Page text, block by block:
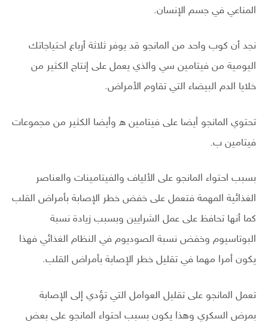
المناعي في جسم الإنسان.
نجد أن كوب واحد من المانجو قد يوفر ثلاثة أرباع احتياجاتك
اليومية من فيتامين سي والذي يعمل على إنتاج الكثير من
خلايا الدم البيضاء التي تقاوم الأمراض.
تحتوي المانجو أيضا على فيتامين ه وأيضا الكثير من مجموعات
فيتامين ب.
بسبب احتواء المانجو على الألياف والفيتامينات والعناصر
الغذائية المهمة فتعمل على خفض خطر الإصابة بأمراض القلب
كما أنها تحافظ على عمل الشرايين وبسبب زيادة نسبة
البوتاسيوم وخفض نسبة الصوديوم في النظام الغذائي فهذا
يكون أمرا مهما في تقليل خطر الإصابة بأمراض القلب.
تعمل المانجو على تقليل العوامل التي تؤدي إلى الإصابة
بمرض السكري وهذا يكون بسبب احتواء المانجو على بعض